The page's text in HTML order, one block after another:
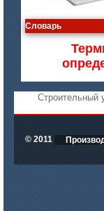
Изделия
цена по
Словарь
Строительный
© 2011